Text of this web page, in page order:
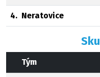
4. Neratovice
Tým